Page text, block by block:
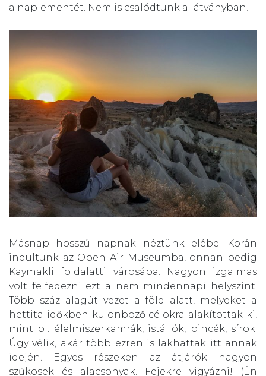
a naplementét. Nem is csalódtunk a látványban!
Másnap hosszú napnak néztünk elébe. Korán
indultunk az Open Air Museum ba, onnan pedig
Kaymakli földalatti városába. Nagyon izgalmas
volt felfedezni ezt a nem mindennapi helyszínt.
Több száz alagút vezet a föld alatt, melyeket a
hettita időkben különböző célokra alakítottak ki,
mint pl. élelmiszerkamrák, istállók, pincék, sírok.
Úgy vélik, akár több ezren is lakhattak itt annak
idején. Egyes részeken az átjárók nagyon
szűkösek és alacsonyak. Fejekre vigyázni! (Én